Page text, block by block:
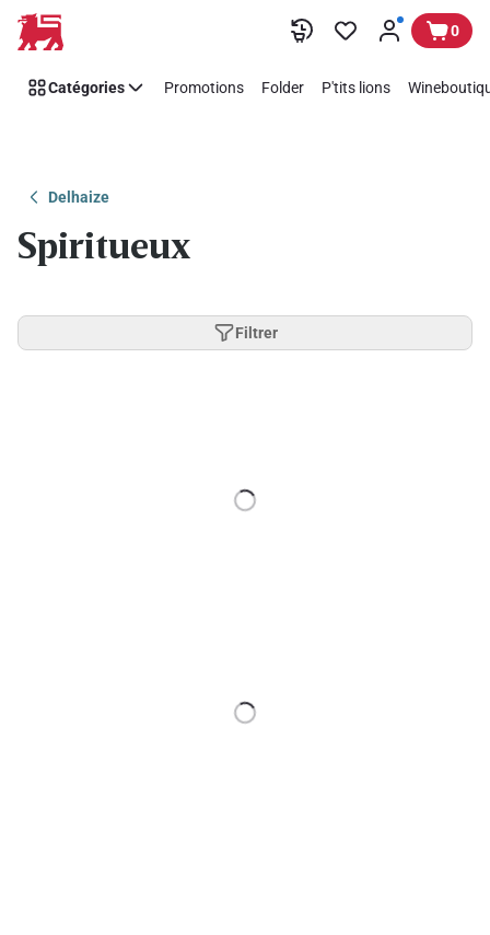
Passer 0
Catégories Promotions Folder P'tits lions
Delhaize
Spiritueux
Filtrer